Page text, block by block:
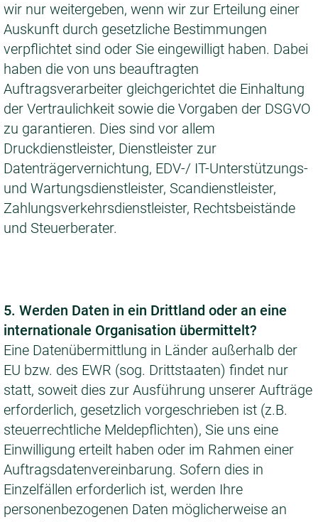
wir nur weitergeben, wenn wir zur Erteilung einer
Auskunft durch gesetzliche Bestimmungen
verpflichtet sind oder Sie eingewilligt haben. Dabei
haben die von uns beauftragten
Auftragsverarbeiter gleichgerichtet die Einhaltung
der Vertraulichkeit sowie die Vorgaben der DSGVO
zu garantieren. Dies sind vor allem
Druckdienstleister, Dienstleister zur
Datenträgervernichtung, EDV-/ IT-Unterstützungs-
und Wartungsdienstleister, Scandienstleister,
Zahlungsverkehrsdienstleister, Rechtsbeistände
und Steuerberater.
5. Werden Daten in ein Drittland oder an eine
internationale Organisation übermittelt?
Eine Datenübermittlung in Länder außerhalb der
EU bzw. des EWR (sog. Drittstaaten) findet nur
statt, soweit dies zur Ausführung unserer Aufträge
erforderlich, gesetzlich vorgeschrieben ist (z.B.
steuerrechtliche Meldepflichten), Sie uns eine
Einwilligung erteilt haben oder im Rahmen einer
Auftragsdatenvereinbarung. Sofern dies in
Einzelfällen erforderlich ist, werden Ihre
personenbezogenen Daten möglicherweise an